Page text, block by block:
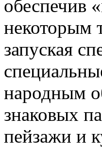
обеспечив
некоторым
запуская
народным
знаковых
пейзажи и